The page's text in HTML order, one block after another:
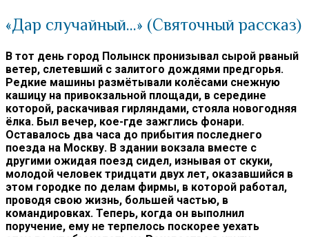
«Дар случайный…» (Святочный рассказ)
В тот день город Полынск пронизывал сырой рваный
ветер, слетевший с залитого дождями предгорья.
Редкие машины размётывали колёсами снежную
кашицу на привокзальной площади, в середине
которой, раскачивая гирляндами, стояла новогодняя
ёлка. Был вечер, кое-где зажглись фонари.
Оставалось два часа до прибытия последнего
поезда на Москву. В здании вокзала вместе с
другими ожидая поезд сидел, изнывая от скуки,
молодой человек тридцати двух лет, оказавшийся в
этом городке по делам фирмы, в которой работал,
проводя свою жизнь, большей частью, в
командировках. Теперь, когда он выполнил
поручение, ему не терпелось поскорее уехать